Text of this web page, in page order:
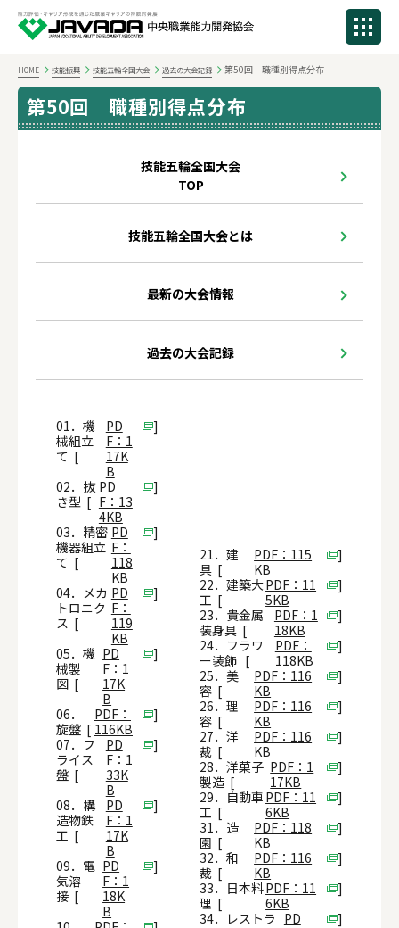
HOME 技能振興 技能五輪全国大会 過去の大会記録 第50回 職種別得点分布
第50回 職種別得点分布
技能五輪全国大会
TOP
技能五輪全国大会とは
最新の大会情報
過去の大会記録
01．機
械組立
て [
PD
F：1
17K
B
]
02．抜
き型 [
PD
F：13
4KB
]
03．精密
機器組立
て [
PD
F：
118
KB
]
04．メカ
トロニク
ス [
PD
F：
119
KB
]
05．機
械製
図 [
PD
F：1
17K
B
]
06．
旋盤 [
PDF：
116KB
]
07．フ
ライス
盤 [
PD
F：1
33K
B
]
08．構
造物鉄
工 [
PD
F：1
17K
B
]
09．電
気溶
接 [
PD
F：1
18K
B
]
21．建
具 [
PDF：115
KB
]
22．建築大
工 [
PDF：11
5KB
]
23．貴金属
装身具 [
PDF：1
18KB
]
24．フラワ
ー装飾 [
PDF：
118KB
]
25．美
容 [
PDF：116
KB
]
26．理
容 [
PDF：116
KB
]
27．洋
裁 [
PDF：116
KB
]
28．洋菓子
製造 [
PDF：1
17KB
]
29．自動車
工 [
PDF：11
6KB
]
31．造
園 [
PDF：118
KB
]
32．和
裁 [
PDF：116
KB
]
33．日本料
理 [
PDF：11
6KB
]
34．レストラ PD
]